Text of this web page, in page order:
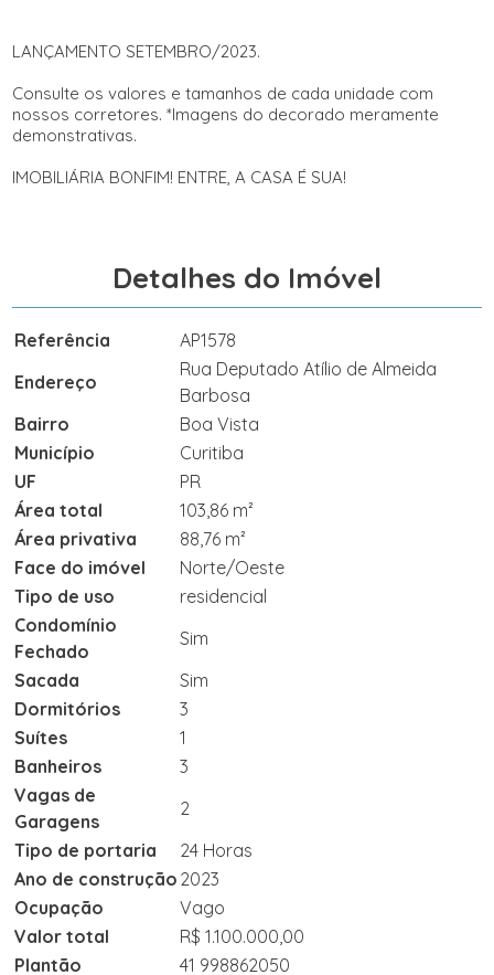
LANÇAMENTO SETEMBRO/2023.
Consulte os valores e tamanhos de cada unidade com
nossos corretores. *Imagens do decorado meramente
demonstrativas.
IMOBILIÁRIA BONFIM! ENTRE, A CASA É SUA!
Detalhes do Imóvel
Referência
AP1578
Endereço
Rua Deputado Atílio de Almeida
Barbosa
Bairro
Boa Vista
Município
Curitiba
UF
PR
Área total
103,86 m²
Área privativa
88,76 m²
Face do imóvel
Norte/Oeste
Tipo de uso
residencial
Condomínio
Fechado
Sim
Sacada
Sim
Dormitórios
3
Suítes
1
Banheiros
3
Vagas de
Garagens
2
Tipo de portaria
24 Horas
Ano de construção 2023
Ocupação
Vago
Valor total
R$ 1.100.000,00
Plantão
41 998862050